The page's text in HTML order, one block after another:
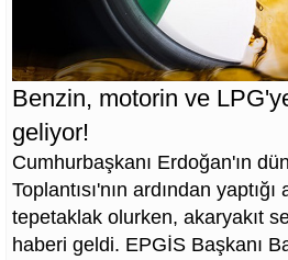
Benzin, motorin ve
geliyor!
Cumhurbaşkanı Erdoğan'ın
Toplantısı'nın ardından
tepetaklak olurken, akaryakıt
haberi geldi. EPGİS Başkanı